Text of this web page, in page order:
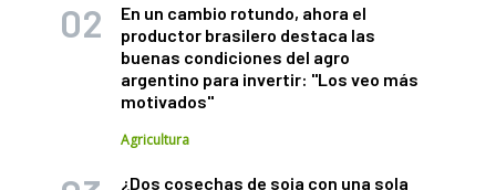
En un cambio rotundo, ahora el
productor brasilero destaca las
buenas condiciones del agro
argentino para invertir: "Los veo más
motivados"
Agricultura
¿Dos cosechas de soja con una sola